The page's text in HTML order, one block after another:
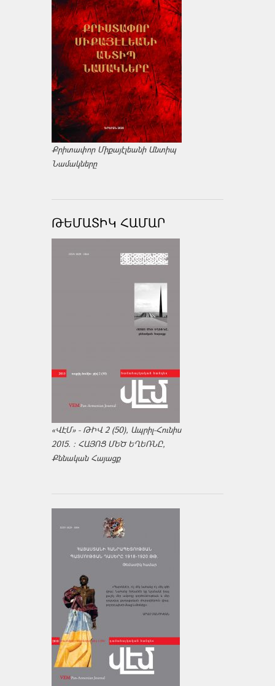
Քրիտափոր Միքայէլեանի Անտիպ
Նամակները
ԹԵՄԱՏԻԿ ՀԱՄԱՐ
«ՎԷՄ» - ԹԻՎ 2 (50), Ապրիլ-Հունիս
2015. : ՀԱՅՈՑ ՄԵԾ ԵՂԵՌՆԸ,
Քննական Հայացք